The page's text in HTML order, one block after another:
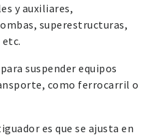
y auxiliares,
superestructuras,
suspender equipos
como ferrocarril o
es que se ajusta en